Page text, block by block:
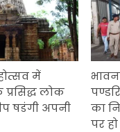
में
लोक
षडंगी अपनी
का
पर